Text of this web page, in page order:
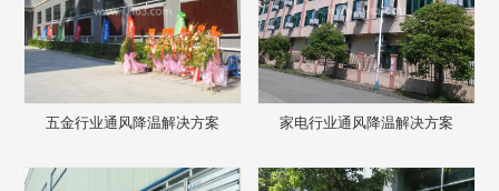
五金行业通风降温解决方案 家电行业通风降温解决方案